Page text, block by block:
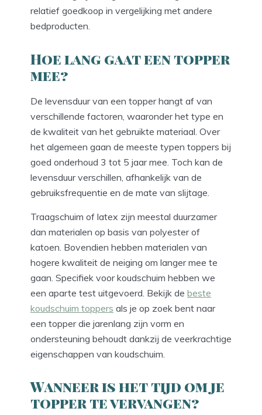
relatief goedkoop in vergelijking met andere
bedproducten.
Hoe lang gaat een topper
mee?
De levensduur van een topper hangt af van
verschillende factoren, waaronder het type en
de kwaliteit van het gebruikte materiaal. Over
het algemeen gaan de meeste typen toppers bij
goed onderhoud 3 tot 5 jaar mee. Toch kan de
levensduur verschillen, afhankelijk van de
gebruiksfrequentie en de mate van slijtage.
Traagschuim of latex zijn meestal duurzamer
dan materialen op basis van polyester of
katoen. Bovendien hebben materialen van
hogere kwaliteit de neiging om langer mee te
gaan. Specifiek voor koudschuim hebben we
een aparte test uitgevoerd. Bekijk de beste
koudschuim toppers als je op zoek bent naar
een topper die jarenlang zijn vorm en
ondersteuning behoudt dankzij de veerkrachtige
eigenschappen van koudschuim.
Wanneer is het tijd om je
topper te vervangen?